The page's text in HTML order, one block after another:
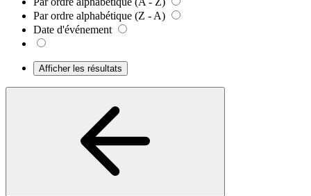
Par ordre alphabétique (Z - A)
Date d'événement
Afficher les résultats